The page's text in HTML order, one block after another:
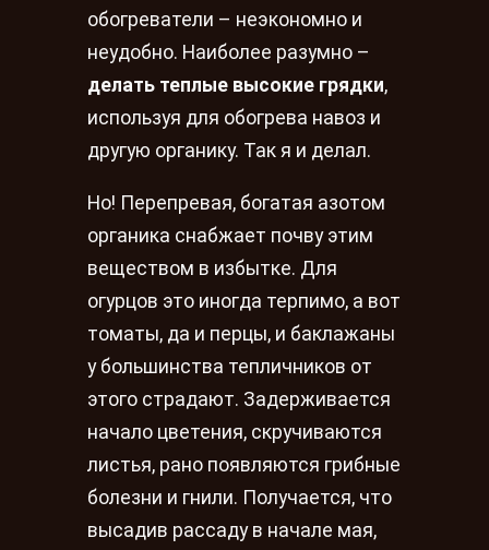
обогреватели – неэкономно и
неудобно. Наиболее разумно –
делать теплые высокие грядки,
используя для обогрева навоз и
другую органику. Так я и делал.
Но! Перепревая, богатая азотом
органика снабжает почву этим
веществом в избытке. Для
огурцов это иногда терпимо, а вот
томаты, да и перцы, и баклажаны
у большинства тепличников от
этого страдают. Задерживается
начало цветения, скручиваются
листья, рано появляются грибные
болезни и гнили. Получается, что
высадив рассаду в начале мая,